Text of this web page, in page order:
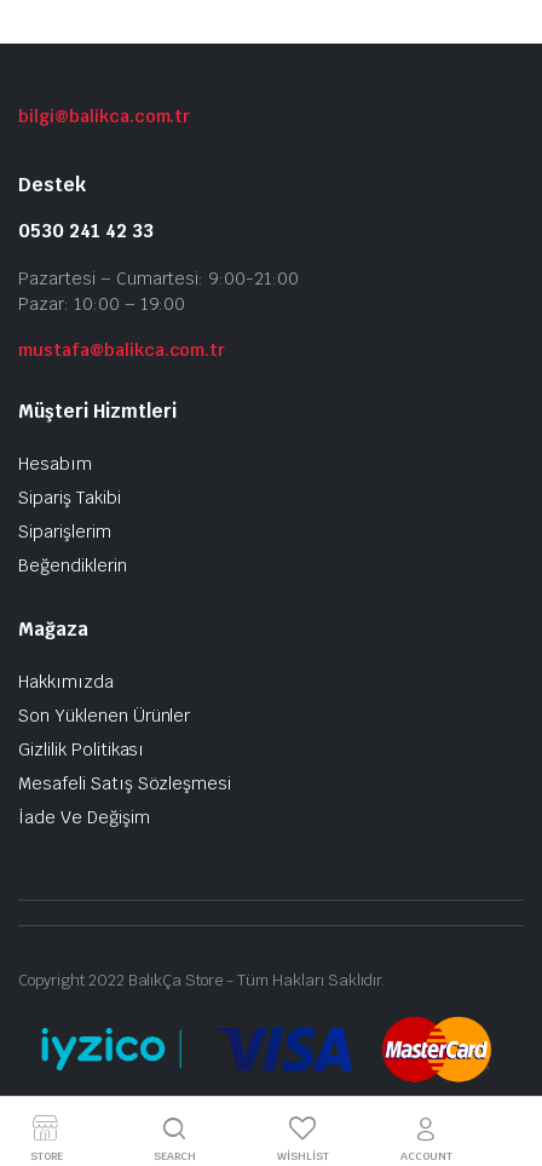
bilgi@balikca.com.tr
Destek
0530 241 42 33
Pazartesi – Cumartesi: 9:00-21:00
Pazar: 10:00 – 19:00
mustafa@balikca.com.tr
Müşteri Hizmtleri
Hesabım
Sipariş Takibi
Siparişlerim
Beğendiklerin
Mağaza
Hakkımızda
Son Yüklenen Ürünler
Gizlilik Politikası
Mesafeli Satış Sözleşmesi
İade Ve Değişim
Copyright 2022 BalıkÇa Store - Tüm Hakları Saklıdır.
STORE SEARCH WISHLIST ACCOUNT